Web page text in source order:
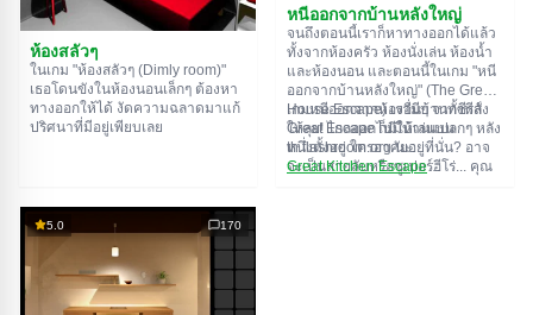
ห้องสลัวๆ
ในเกม "ห้องสลัวๆ (Dimly room)"
เธอโดนขังในห้องนอนเล็กๆ ต้องหา
ทางออกให้ได้ งัดความฉลาดมาแก้
ปริศนาที่มีอยู่เพียบเลย
หนีออกจากบ้านหลังใหญ่
จนถึงตอนนี้เราก็หาทางออกได้แล้ว
ทั้งจากห้องครัว ห้องนั่งเล่น ห้องน้ำ
และห้องนอน และตอนนี้ในเกม "หนี
ออกจากบ้านหลังใหญ่" (The Great
House Escape) เรามีบ้านทั้งหลัง
ให้ลุย! ไกลออกไปมีบ้านแปลกๆ หลัง
หนึ่งตั้งอยู่ ใครอาศัยอยู่ที่นั่น? อาจ
จะเป็นสายลับหรือซูเปอร์ฮีโร่... คุณ
เกมหนีออกจากห้องอื่นๆ จากซีรีส์
Great Escape ก็มีให้เล่นบน
th.flashroom.org นะ:
Great Kitchen Escape
5.0 170